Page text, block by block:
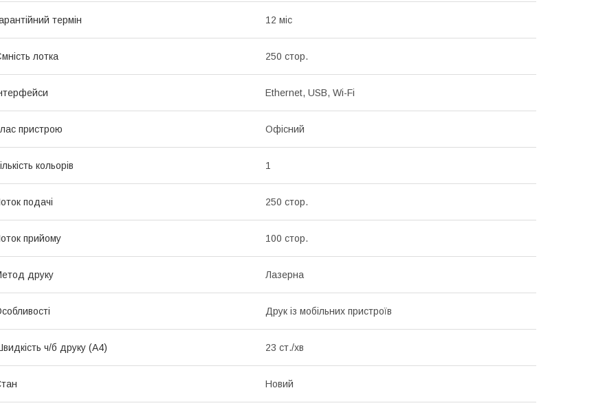
термін 12 міс
лотка 250 стор.
Ethernet, USB, Wi-Fi
пристрою Офісний
кольорів 1
подачі 250 стор.
прийому 100 стор.
друку Лазерна
Друк із мобільних пристроїв
ч/б друку (A4) 23 ст./хв
Новий